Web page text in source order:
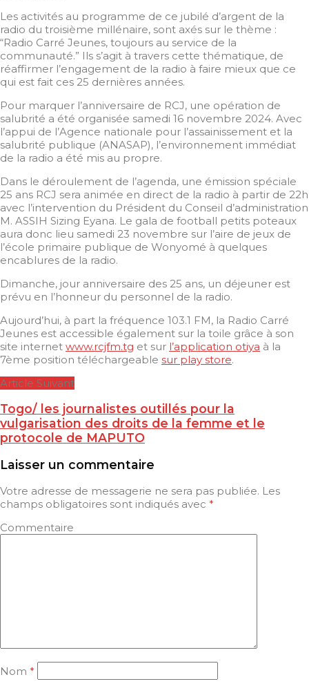
Les activités au programme de ce jubilé d’argent de la
radio du troisième millénaire, sont axés sur le thème :
“Radio Carré Jeunes, toujours au service de la
communauté.” Ils s’agit à travers cette thématique, de
réaffirmer l’engagement de la radio à faire mieux que ce
qui est fait ces 25 dernières années.
Pour marquer l’anniversaire de RCJ, une opération de
salubrité a été organisée samedi 16 novembre 2024. Avec
l’appui de l’Agence nationale pour l’assainissement et la
salubrité publique (ANASAP), l’environnement immédiat
de la radio a été mis au propre.
Dans le déroulement de l’agenda, une émission spéciale
25 ans RCJ sera animée en direct de la radio à partir de 22h
avec l’intervention du Président du Conseil d’administration
M. ASSIH Sizing Eyana. Le gala de football petits poteaux
aura donc lieu samedi 23 novembre sur l’aire de jeux de
l’école primaire publique de Wonyomé à quelques
encablures de la radio.
Dimanche, jour anniversaire des 25 ans, un déjeuner est
prévu en l’honneur du personnel de la radio.
Aujourd’hui, à part la fréquence 103.1 FM, la Radio Carré
Jeunes est accessible également sur la toile grâce à son
site internet www.rcjfm.tg et sur l’application otiya à la
7ème position téléchargeable sur play store.
Article Suivant
Togo/ les journalistes outillés pour la
vulgarisation des droits de la femme et le
protocole de MAPUTO
Laisser un commentaire
Votre adresse de messagerie ne sera pas publiée. Les
champs obligatoires sont indiqués avec *
Commentaire
Nom *